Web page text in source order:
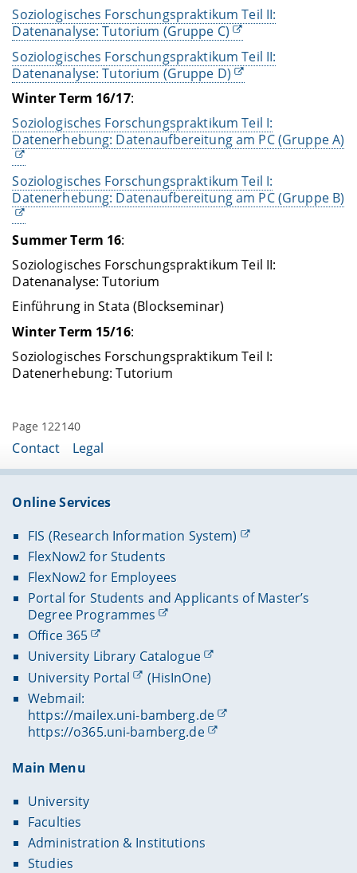
Soziologisches Forschungspraktikum Teil II:
Datenanalyse: Tutorium (Gruppe C)
Soziologisches Forschungspraktikum Teil II:
Datenanalyse: Tutorium (Gruppe D)
Winter Term 16/17:
Soziologisches Forschungspraktikum Teil I:
Datenerhebung: Datenaufbereitung am PC (Gruppe A)
Soziologisches Forschungspraktikum Teil I:
Datenerhebung: Datenaufbereitung am PC (Gruppe B)
Summer Term 16:
Soziologisches Forschungspraktikum Teil II:
Datenanalyse: Tutorium
Einführung in Stata (Blockseminar)
Winter Term 15/16:
Soziologisches Forschungspraktikum Teil I:
Datenerhebung: Tutorium
Page 122140
Contact Legal
Online Services
FIS (Research Information System)
FlexNow2 for Students
FlexNow2 for Employees
Portal for Students and Applicants of Master’s
Degree Programmes
Office 365
University Library Catalogue
University Portal
(HisInOne)
Webmail:
https://mailex.uni-bamberg.de
https://o365.uni-bamberg.de
Main Menu
University
Faculties
Administration & Institutions
Studies